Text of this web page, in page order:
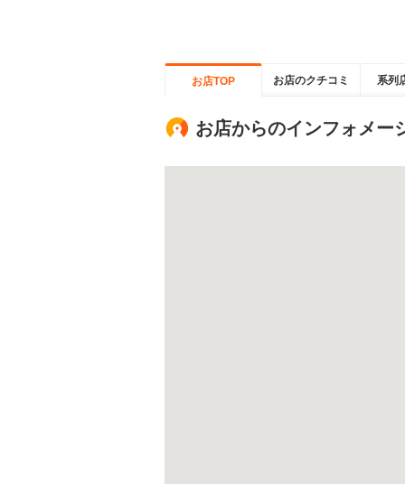
お店TOP お店のクチコミ 系列
お店からのインフォメー